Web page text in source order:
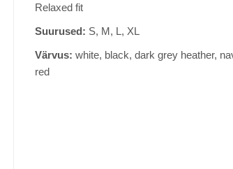
Relaxed fit
Suurused: S, M, L, XL
Värvus: white, black, dark grey heather,
royal, red